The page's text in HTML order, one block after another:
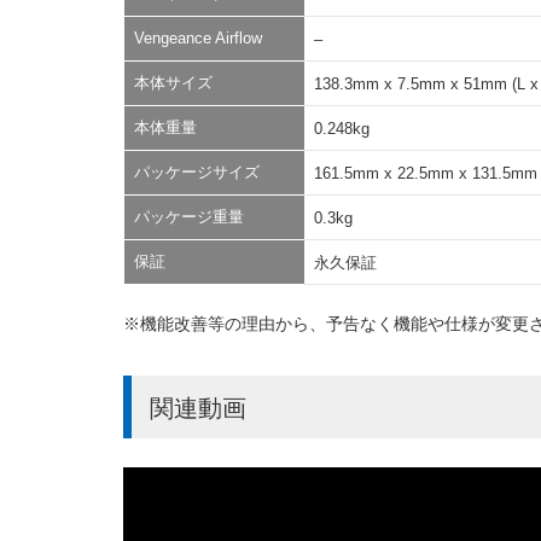
Vengeance Airflow –
本体サイズ 138.3mm x 7.5mm x 51mm (L
本体重量 0.248kg
パッケージサイズ 161.5mm x 22.5mm x
パッケージ重量 0.3kg
保証 永久保証
※機能改善等の理由から、予告なく機能や仕様が変更
関連動画